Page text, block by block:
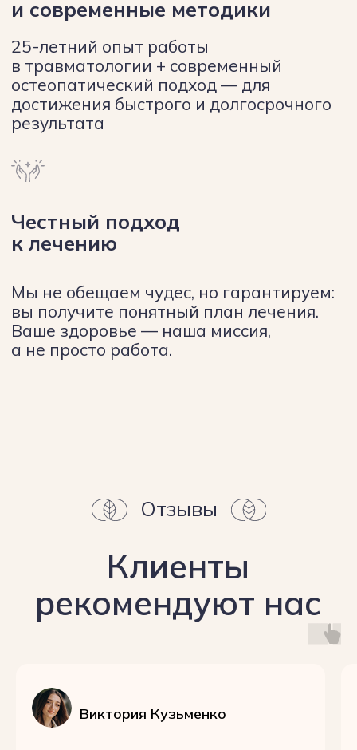
Виктория Кузьменко